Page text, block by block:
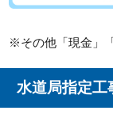
※その他「現金」
水道局指定工